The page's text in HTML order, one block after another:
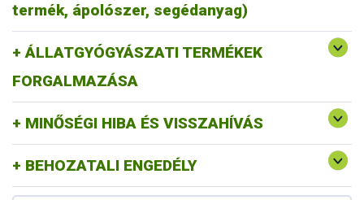
termék, ápolószer, segédanyag)
ÁLLATGYÓGYÁSZATI TERMÉKEK
FORGALMAZÁSA
MINŐSÉGI HIBA ÉS VISSZAHÍVÁS
BEHOZATALI ENGEDÉLY